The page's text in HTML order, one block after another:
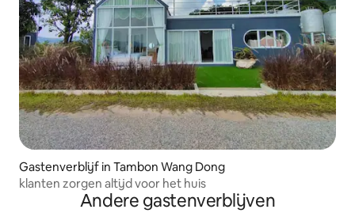
Gastenverblijf in Tambon Wang Dong
klanten zorgen altijd voor het huis
Andere gastenverblijven